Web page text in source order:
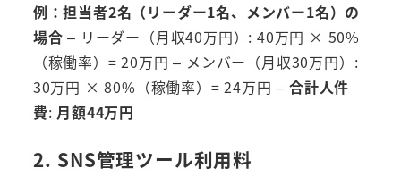
例：担当者2名（リーダー1名、メンバー1名）の
場合 – リーダー（月収40万円）: 40万円 × 50%
（稼働率）= 20万円 – メンバー（月収30万円）:
30万円 × 80%（稼働率）= 24万円 – 合計人件
費: 月額44万円
2. SNS管理ツール利用料